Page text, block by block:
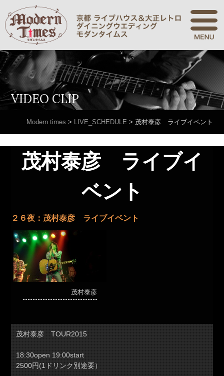
VIDEO CLIP
Modern times > LIVE_SCHEDULE > 茂村泰彦 ライブイベント
茂村泰彦 ライブイ
ベント
２６夜：茂村泰彦 ライブイベント
茂村泰彦
茂村泰彦 TOUR2015
18:30open 19:00start
2500円(1ドリンク別途要）